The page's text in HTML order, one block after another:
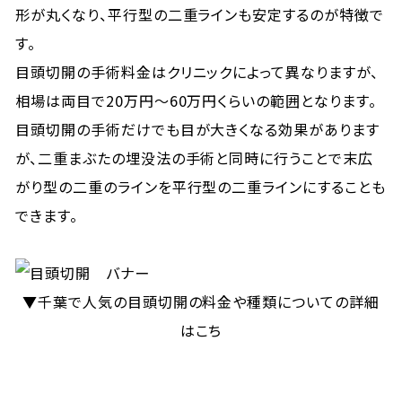
形が丸くなり、平行型の二重ラインも安定するのが特徴で
す。
目頭切開の手術料金はクリニックによって異なりますが、
相場は両目で20万円〜60万円くらいの範囲となります。
目頭切開の手術だけでも目が大きくなる効果があります
が、二重まぶたの埋没法の手術と同時に行うことで末広
がり型の二重のラインを平行型の二重ラインにすることも
できます。
▼千葉で人気の目頭切開の料金や種類についての詳細
はこち